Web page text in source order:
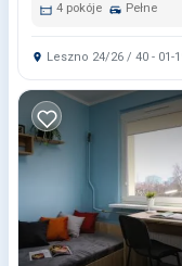
4 pokóje Pełne
Leszno 24/26 / 40 - 01-